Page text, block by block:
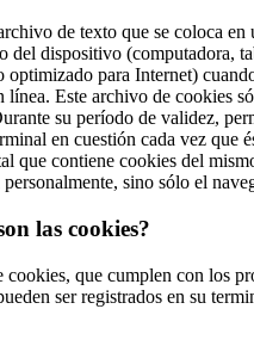
de texto que se coloca en
del dispositivo (computadora,
optimizado para Internet)
línea. Este archivo de cookies
su período de validez,
en cuestión cada vez que
que contiene cookies del
sino sólo el
las cookies?
cookies, que cumplen con los
ser registrados en su